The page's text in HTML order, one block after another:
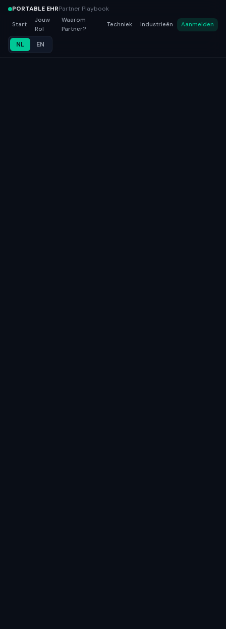
PORTABLE EHRPartner Playbook
Start
Jouw
Rol
Waarom
Partner?
Techniek Industrieën Aanmelden
NL EN